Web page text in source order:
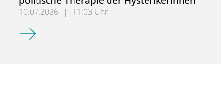
10.07.2026 |
11:03 Uhr
Feministischen Kolloquium „Die politische Therapie der